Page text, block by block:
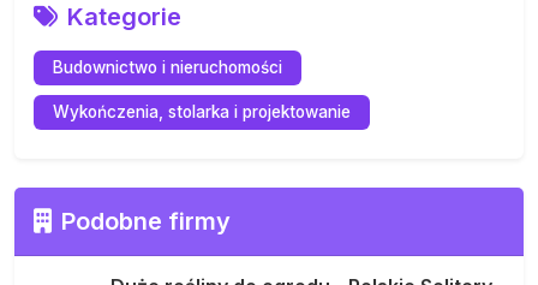
Kategorie
Budownictwo i nieruchomości
Wykończenia, stolarka i projektowanie
Podobne firmy